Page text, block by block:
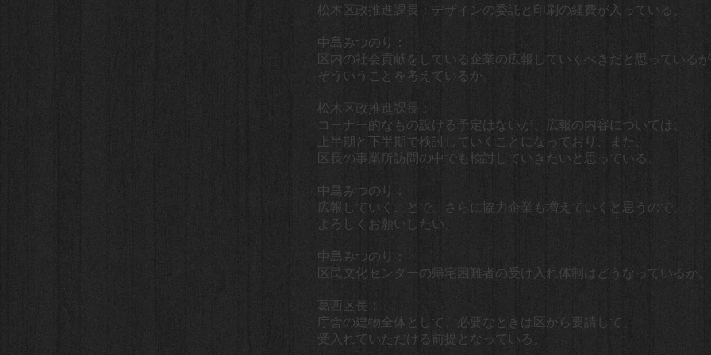
松木区政推進課長：デザインの委託と印刷の経費が入っている。
中島みつのり：
区内の社会貢献をしている企業の広報していくべきだと思っている
そういうことを考えているか。
松木区政推進課長：
コーナー的なもの設ける予定はないが、広報の内容については、
上半期と下半期で検討していくことになっており、また、
区長の事業所訪問の中でも検討していきたいと思っている。
中島みつのり：
広報していくことで、さらに協力企業も増えていくと思うので、
よろしくお願いしたい。
中島みつのり：
区民文化センターの帰宅困難者の受け入れ体制はどうなっているか。
葛西区長：
庁舎の建物全体として、必要なときは区から要請して、
受入れていただける前提となっている。